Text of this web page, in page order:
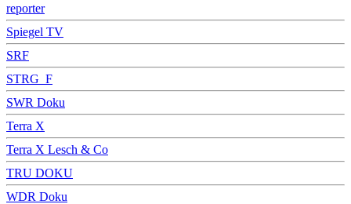
reporter
Spiegel TV
SRF
STRG_F
SWR Doku
Terra X
Terra X Lesch & Co
TRU DOKU
WDR Doku